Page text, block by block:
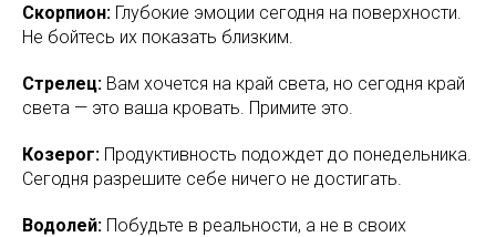
Скорпион: Глубокие эмоции сегодня на поверхности.
Не бойтесь их показать близким.
Стрелец: Вам хочется на край света, но сегодня край
света — это ваша кровать. Примите это.
Козерог: Продуктивность подождет до понедельника.
Сегодня разрешите себе ничего не достигать.
Водолей: Побудьте в реальности, а не в своих